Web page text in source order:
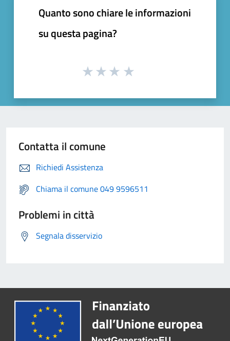
Quanto sono chiare le informazioni
su questa pagina?
Contatta il comune
Richiedi Assistenza
Chiama il comune 049 9596511
Problemi in città
Segnala disservizio